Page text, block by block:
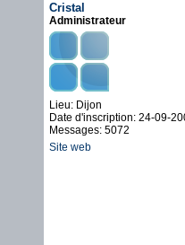
Cristal
Administrateur
Lieu: Dijon
Date d'inscription: 24-09-
Messages: 5072
Site web